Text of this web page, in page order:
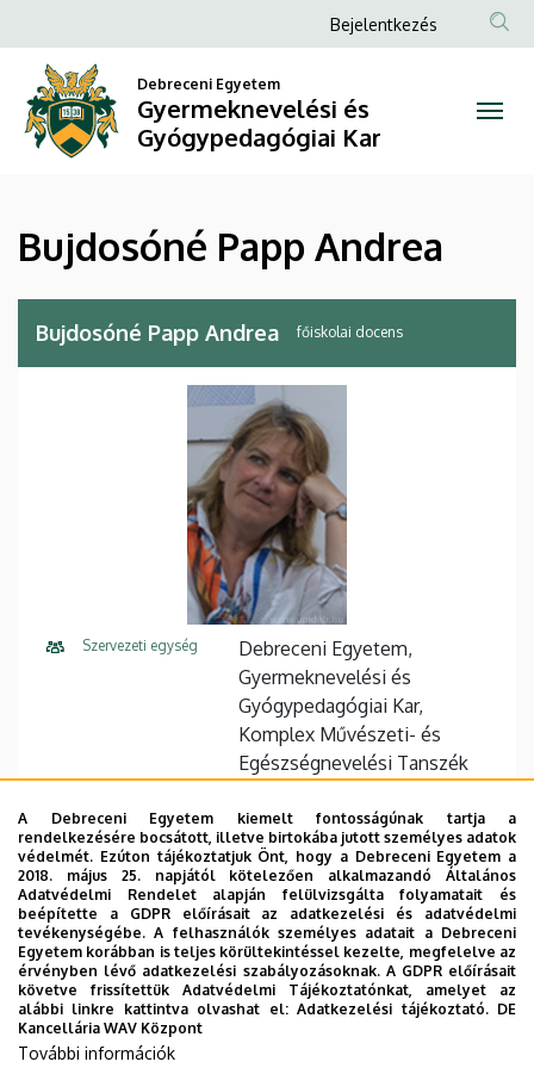
Papp
Andrea
Gyermeknevelési
és
Gyógypedagógiai
Kar
a
tartalomra
Anonim
fiók
menüje
Bejelentkezés
Debreceni Egyetem
Gyermeknevelési és
Gyógypedagógiai Kar
Bujdosóné Papp Andrea
Bujdosóné Papp Andrea főiskolai docens
Szervezeti egység
Debreceni Egyetem,
Gyermeknevelési és
Gyógypedagógiai Kar,
Komplex Művészeti- és
Egészségnevelési Tanszék
+36 52 512 900 25010
E-mail cím bpandi@ped.unideb.hu
Cím
4220 Hajdúböszörmény,
Désány István utca 1-9.
Épület GYGYK Főépület
Emelet, ajtó
A Debreceni Egyetem kiemelt fontosságúnak tartja a
rendelkezésére bocsátott, illetve birtokába jutott személyes adatok
védelmét. Ezúton tájékoztatjuk Önt, hogy a Debreceni Egyetem a
2018. május 25. napjától kötelezően alkalmazandó Általános
Adatvédelmi Rendelet alapján felülvizsgálta folyamatait és
beépítette a GDPR előírásait az adatkezelési és adatvédelmi
tevékenységébe. A felhasználók személyes adatait a Debreceni
Egyetem korábban is teljes körültekintéssel kezelte, megfelelve az
érvényben lévő adatkezelési szabályozásoknak. A GDPR előírásait
követve frissítettük Adatvédelmi Tájékoztatónkat, amelyet az
alábbi linkre kattintva olvashat el:Adatkezelési tájékoztató. DE
Kancellária WAV Központ
További információk